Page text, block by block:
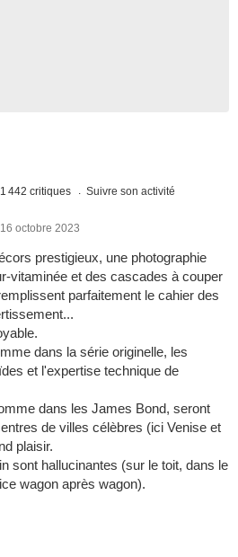
1 442 critiques Suivre son activité
octobre 2023
prestigieux, une photographie
vitaminée et des cascades à couper
parfaitement le cahier des
dans la série originelle, les
et l'expertise technique de
dans les James Bond, seront
de villes célèbres (ici Venise et
plaisir.
sont hallucinantes (sur le toit, dans le
wagon après wagon).